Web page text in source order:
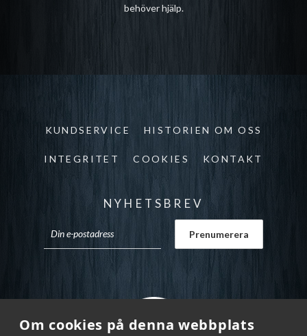
Om cookies på denna webbplats
behöver hjälp.
KUNDSERVICE HISTORIEN OM OSS
INTEGRITET COOKIES KONTAKT
NYHETSBREV